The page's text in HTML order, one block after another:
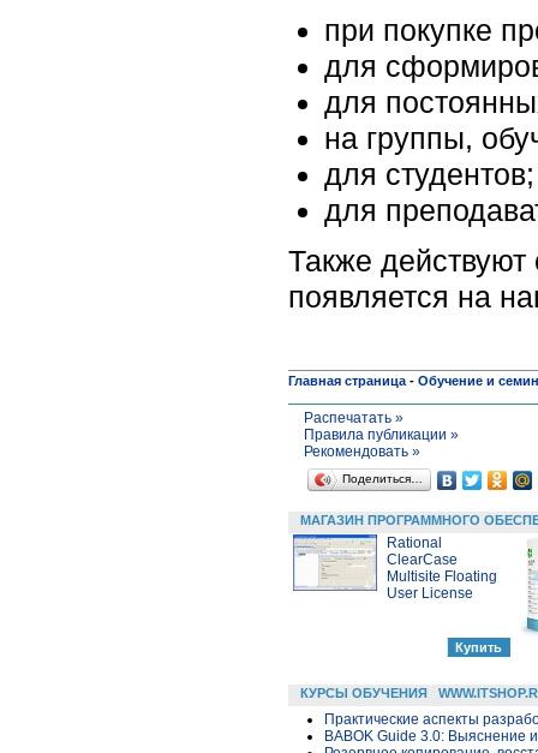
при покупке
для
для
на группы,
для студентов;
для
Также
появляется на
Главная страница - Обучение и
Распечатать »
Правила публикации »
Рекомендовать »
Поделиться…
МАГАЗИН ПРОГРАММНОГО
Rational
ClearCase
Multisite Floating
User License
КУРСЫ ОБУЧЕНИЯ
Практические аспекты
BABOK Guide 3.0: Выяснение